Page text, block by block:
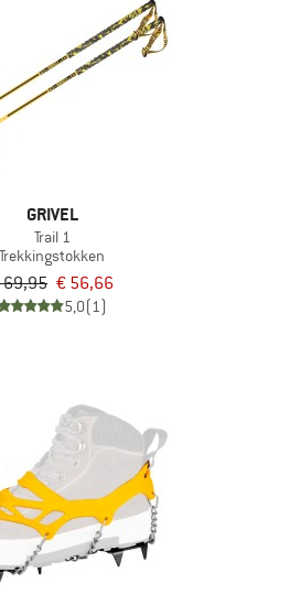
GRIVEL
Trail 1
Trekkingstokken
69,95 € 56,66
5,0(1)